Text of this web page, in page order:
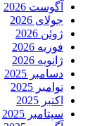
آگوست 2026
جولای 2026
ژوئن 2026
فوریه 2026
ژانویه 2026
دسامبر 2025
نوامبر 2025
اکتبر 2025
سپتامبر 2025